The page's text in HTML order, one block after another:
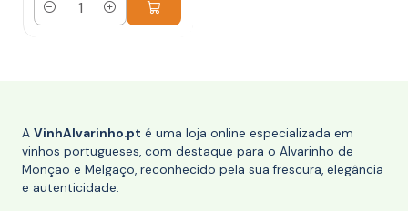
Quantidade
A VinhAlvarinho.pt é uma loja online especializada em
vinhos portugueses, com destaque para o Alvarinho de
Monção e Melgaço, reconhecido pela sua frescura, elegância
e autenticidade.